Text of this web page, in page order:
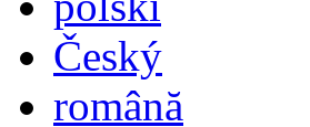
Limba Vorbita
deutsch